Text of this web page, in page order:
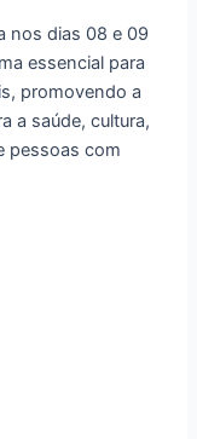
nos dias 08 e 09
essencial para
promovendo a
a saúde, cultura,
pessoas com